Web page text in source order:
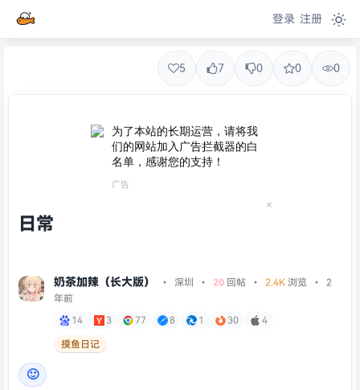
登录 注册
5 7 0 0 0
为了本站的长期运营，请将我
们的网站加入广告拦截器的白
名单，感谢您的支持！
广告
日常
奶茶加辣（长大版） • 深圳 • 20 回帖 • 2.4K 浏览 • 2
年前
14
3 77 8 1 30 4
摸鱼日记
🙂